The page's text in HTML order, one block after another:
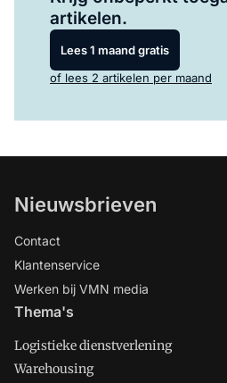
artikelen.
Lees 1 maand gratis
of lees 2 artikelen per maand
Nieuwsbrieven
Contact
Klantenservice
Werken bij VMN media
Thema's
Logistieke dienstverlening
Warehousing